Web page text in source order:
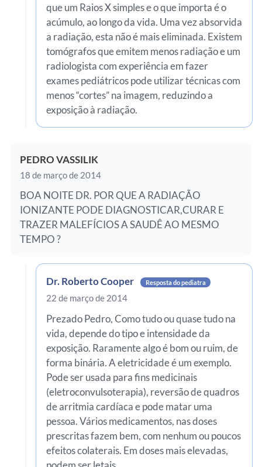
que um Raios X simples e o que importa é o
acúmulo, ao longo da vida. Uma vez absorvida
a radiação, esta não é mais eliminada. Existem
tomógrafos que emitem menos radiação e um
radiologista com experiência em fazer
exames pediátricos pode utilizar técnicas com
menos “cortes” na imagem, reduzindo a
exposição à radiação.
PEDRO VASSILIK
18 de março de 2014
BOA NOITE DR. POR QUE A RADIAÇÃO
IONIZANTE PODE DIAGNOSTICAR,CURAR E
TRAZER MALEFÍCIOS A SAUDÊ AO MESMO
TEMPO ?
Dr. Roberto Cooper Resposta do pediatra
22 de março de 2014
Prezado Pedro, Como tudo ou quase tudo na
vida, depende do tipo e intensidade da
exposição. Raramente algo é bom ou ruim, de
forma binária. A eletricidade é um exemplo.
Pode ser usada para fins medicinais
(eletroconvulsoterapia), reversão de quadros
de arritmia cardíaca e pode matar uma
pessoa. Vários medicamentos, nas doses
prescritas fazem bem, com nenhum ou poucos
efeitos colaterais. Em doses mais elevadas,